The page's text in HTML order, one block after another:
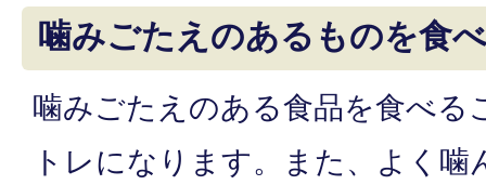
噛みごたえのあるものを食
噛みごたえのある食品を食べる
トレになります。また、よく